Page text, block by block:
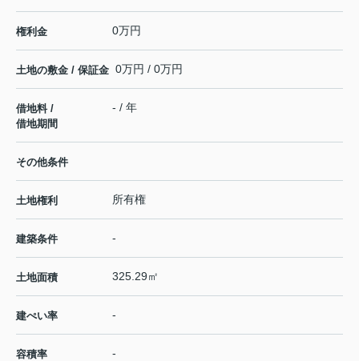
権利金 0万円
土地の敷金 / 保証金 0万円 / 0万円
借地料 /
借地期間
- / 年
その他条件
土地権利 所有権
建築条件 -
土地面積 325.29㎡
建ぺい率 -
容積率 -